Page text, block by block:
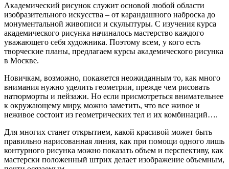
Академический рисунок служит основой любой области
изобразительного искусства – от карандашного наброска до
монументальной живописи и скульптуры. С изучения курса
академического рисунка начиналось мастерство каждого
уважающего себя художника. Поэтому всем, у кого есть
творческие планы, предлагаем курсы академического рисунка
в Москве.
Новичкам, возможно, покажется неожиданным то, как много
внимания нужно уделить геометрии, прежде чем рисовать
натюрморты и пейзажи. Но если присмотреться внимательнее
к окружающему миру, можно заметить, что все живое и
неживое состоит из геометрических тел и их комбинаций….
Для многих станет открытием, какой красивой может быть
правильно нарисованная линия, как при помощи одного лишь
контурного рисунка можно показать объем и перспективу, как
мастерски положенный штрих делает изображение объемным,